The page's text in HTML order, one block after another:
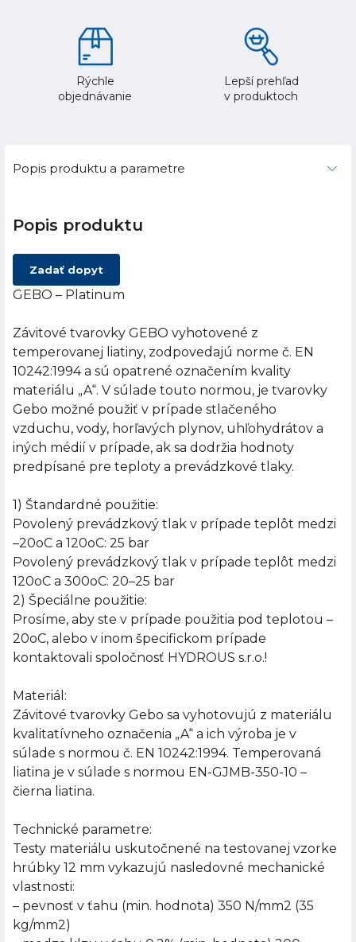
Rýchle
objednávanie
Lepší prehľad
v produktoch
Popis produktu a parametre
Popis produktu
Zadať dopyt
GEBO – Platinum
Závitové tvarovky GEBO vyhotovené z
temperovanej liatiny, zodpovedajú norme č. EN
10242:1994 a sú opatrené označením kvality
materiálu „A“. V súlade touto normou, je tvarovky
Gebo možné použiť v prípade stlačeného
vzduchu, vody, horľavých plynov, uhľohydrátov a
iných médií v prípade, ak sa dodržia hodnoty
predpísané pre teploty a prevádzkové tlaky.
1) Štandardné použitie:
Povolený prevádzkový tlak v prípade teplôt medzi
–20oC a 120oC: 25 bar
Povolený prevádzkový tlak v prípade teplôt medzi
120oC a 300oC: 20–25 bar
2) Špeciálne použitie:
Prosíme, aby ste v prípade použitia pod teplotou –
20oC, alebo v inom špecifickom prípade
kontaktovali spoločnosť HYDROUS s.r.o.!
Materiál:
Závitové tvarovky Gebo sa vyhotovujú z materiálu
kvalitatívneho označenia „A“ a ich výroba je v
súlade s normou č. EN 10242:1994. Temperovaná
liatina je v súlade s normou EN-GJMB-350-10 –
čierna liatina.
Technické parametre:
Testy materiálu uskutočnené na testovanej vzorke
hrúbky 12 mm vykazujú nasledovné mechanické
vlastnosti:
– pevnosť v ťahu (min. hodnota) 350 N/mm2 (35
kg/mm2)